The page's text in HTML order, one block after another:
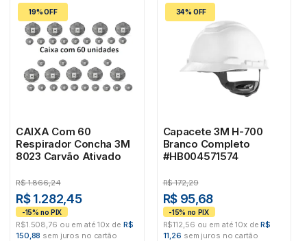
19% OFF
CAIXA Com 60
Respirador Concha 3M
8023 Carvão Ativado
R$ 1.866,24
R$ 1.282,45
R$1.508,76 ou em até 10x de R$
150,88 sem juros no cartão
34% OFF
Capacete 3M H-700
Branco Completo
#HB004571574
R$ 172,29
R$ 95,68
R$112,56 ou em até 10x deR$
11,26 sem juros no cartão